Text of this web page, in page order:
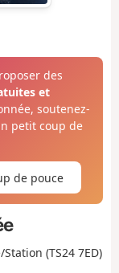
des
et
soutenez-
petit coup de
de pouce
(TS24 7ED)